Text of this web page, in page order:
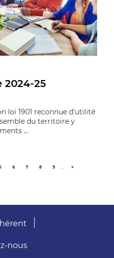
2024-25
loi 1901 reconnue d'utilité
du territoire y
...
6 7 8 9 … »
nous